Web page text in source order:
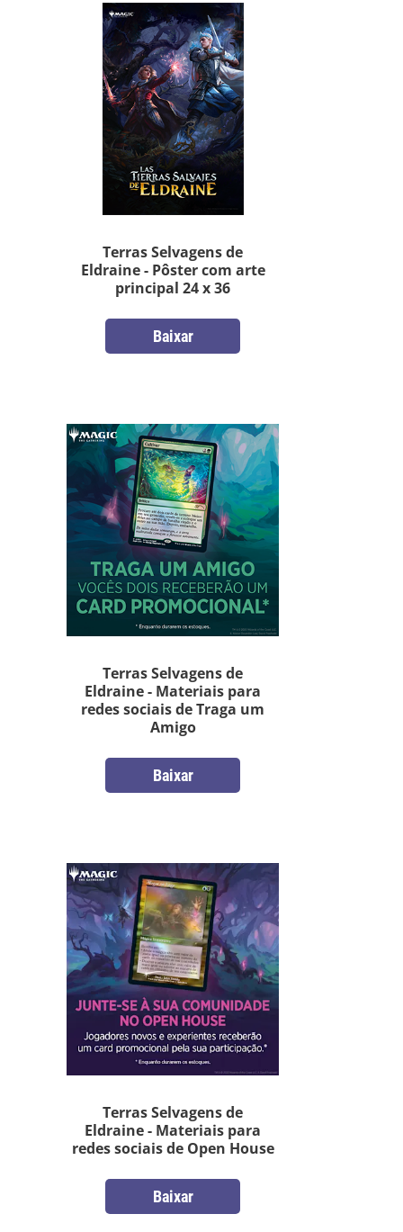
Terras Selvagens de
Eldraine - Pôster com arte
principal 24 x 36
Baixar
Terras Selvagens de
Eldraine - Materiais para
redes sociais de Traga um
Amigo
Baixar
Terras Selvagens de
Eldraine - Materiais para
redes sociais de Open House
Baixar